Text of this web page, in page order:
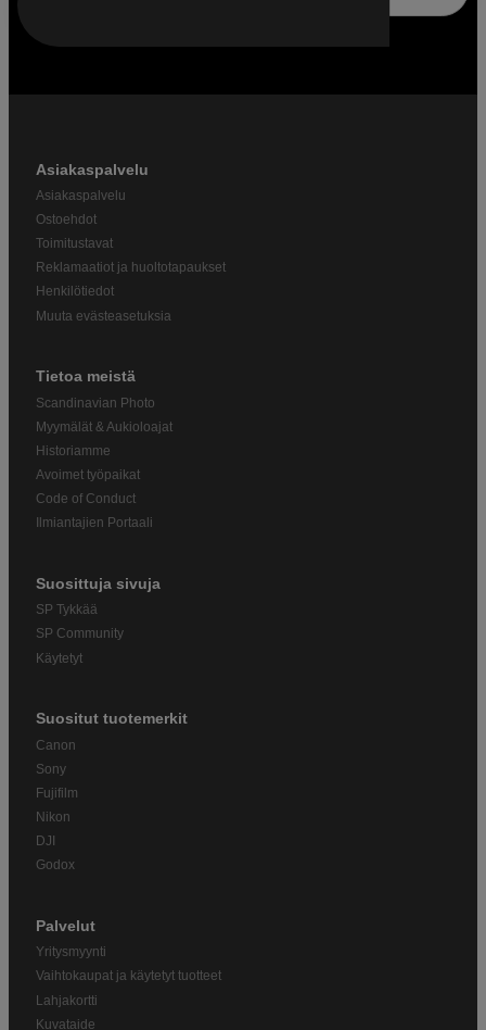
Asiakaspalvelu
Asiakaspalvelu
Ostoehdot
Toimitustavat
Reklamaatiot ja huoltotapaukset
Henkilötiedot
Muuta evästeasetuksia
Tietoa meistä
Scandinavian Photo
Myymälät & Aukioloajat
Historiamme
Avoimet työpaikat
Code of Conduct
Ilmiantajien Portaali
Suosittuja sivuja
SP Tykkää
SP Community
Käytetyt
Suositut tuotemerkit
Canon
Sony
Fujifilm
Nikon
DJI
Godox
Palvelut
Yritysmyynti
Vaihtokaupat ja käytetyt tuotteet
Lahjakortti
Kuvataide